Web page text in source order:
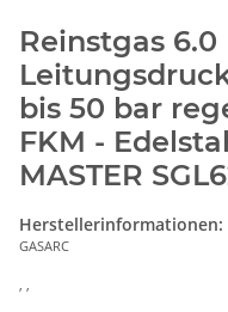
Reinstgas 6.0
bis 50 bar
FKM -
MASTER
Herstellerinformationen:
GASARC